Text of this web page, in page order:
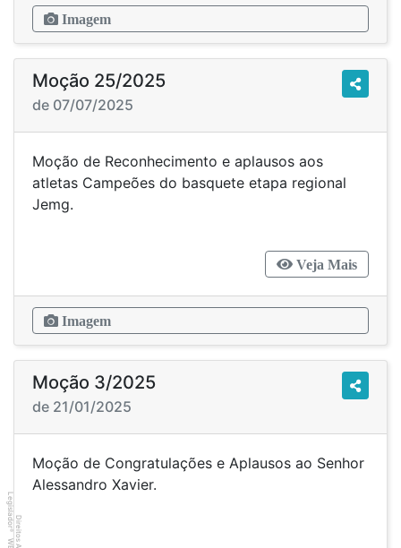
Imagem
Moção 25/2025
de 07/07/2025
Moção de Reconhecimento e aplausos aos
atletas Campeões do basquete etapa regional
Jemg.
Veja Mais
Imagem
Moção 3/2025
de 21/01/2025
Moção de Congratulações e Aplausos ao Senhor
Alessandro Xavier.
Legislador
®